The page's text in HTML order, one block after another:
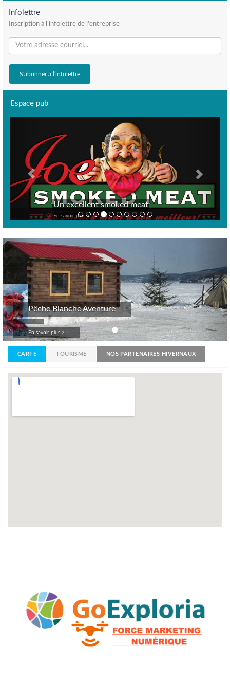
Infolettre
Inscription à l'infolettre de l'entreprise
Espace pub
Un excellent smoked meat
En savoir plus >
Pêche Blanche Aventure
En savoir plus >
Previous
CARTE TOURISME NOS PARTENAIRES HIVERNAUX